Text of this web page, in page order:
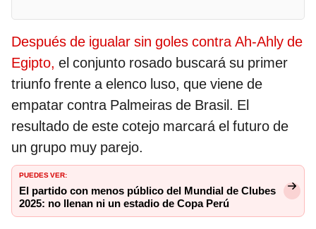
Después de igualar sin goles contra Ah-Ahly de
Egipto, el conjunto rosado buscará su primer
triunfo frente a elenco luso, que viene de
empatar contra Palmeiras de Brasil. El
resultado de este cotejo marcará el futuro de
un grupo muy parejo.
PUEDES VER:
El partido con menos público del Mundial de Clubes
2025: no llenan ni un estadio de Copa Perú